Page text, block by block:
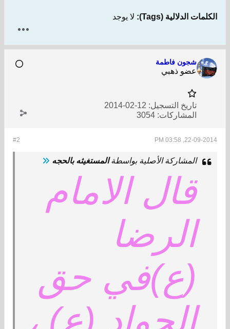
الكلمات الدلالية (Tags): لا يوجد
شجون فاطمة
عضو ذهبي
تاريخ التسجيل: 12-02-2014
المشاركات: 3054
#2 22-09-2014, 03:58 PM
المشاركة الأصلية بواسطةالمستغيثه بالحجه
قال الامام
الرضا
(ع)في حق
الجواد (ع) ،